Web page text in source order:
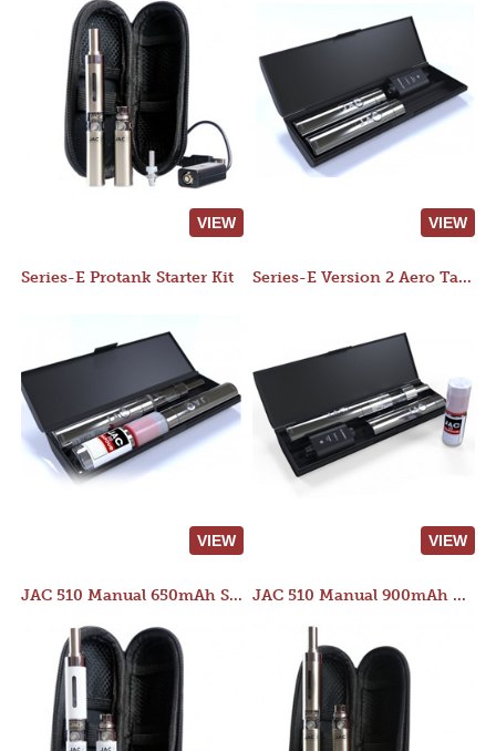
VIEW VIEW
Series-E Protank Starter Kit
VIEW
Series-E Version 2 Aero Tank Starter Kit
VIEW
JAC 510 Manual 650mAh Starter Kit JAC 510 Manual 900mAh Starter Kit